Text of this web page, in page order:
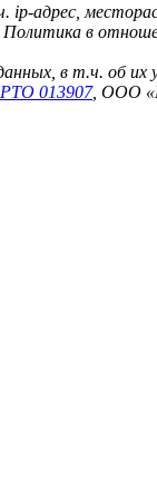
адрес,
в
в т.ч. об их
РТО 013907, ООО